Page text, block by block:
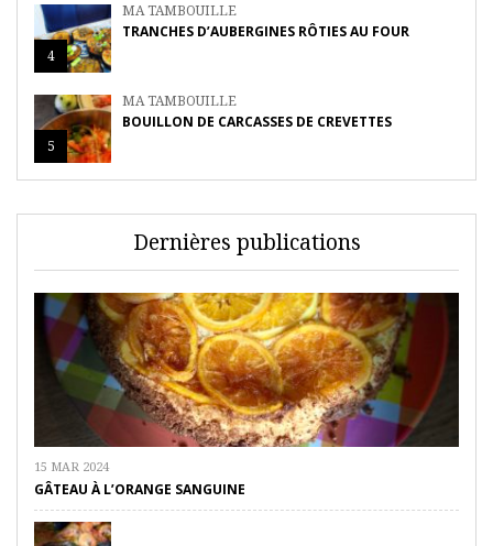
4
MA TAMBOUILLE
TRANCHES D’AUBERGINES RÔTIES AU FOUR
5
MA TAMBOUILLE
BOUILLON DE CARCASSES DE CREVETTES
Dernières publications
15 MAR 2024
GÂTEAU À L’ORANGE SANGUINE